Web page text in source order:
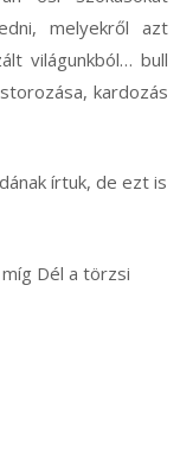
melyekről azt
világunkból… bull
kardozás
írtuk, de ezt is
Dél a törzsi